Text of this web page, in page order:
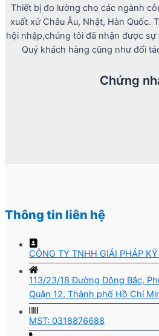
Thiết bị đo lường cho các ngành
xuất xứ Châu Âu, Nhật, Hàn Quốc.
hội nhập,chúng tôi đã nhận được
Quý khách hàng cũng như đối
Chứng
Thông tin liên hệ
CÔNG TY TNHH GIẢI PHÁP
113/23/18 Đường Đông Bắc,
Quận 12, Thành phố Hồ Chí
MST: 0318876688